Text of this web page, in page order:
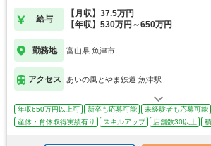
給与
【月収】37.5万円
【年収】530万円～650万円
勤務地 富山県 魚津市
アクセス あいの風とやま鉄道 魚津駅
年収650万円以上可 新卒も応募可能 未経験者も応募可能
産休・育休取得実績有り
スキルアップ 店舗数30以上